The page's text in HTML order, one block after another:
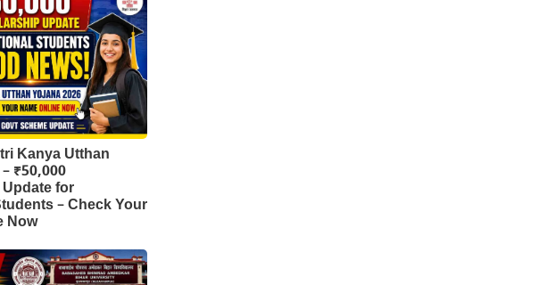
Kanya Utthan
₹50,000
for
– Check Your
Now